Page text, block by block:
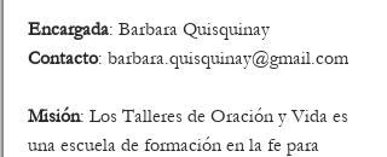
Encargada: Barbara Quisquinay
Contacto: barbara.quisquinay@gmail.com
Misión: Los Talleres de Oración y Vida es
una escuela de formación en la fe para